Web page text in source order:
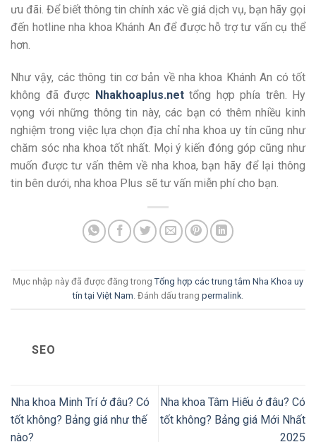
ưu đãi. Để biết thông tin chính xác về giá dịch vụ, bạn hãy gọi
đến hotline nha khoa Khánh An để được hỗ trợ tư vấn cụ thể
hơn.
Như vậy, các thông tin cơ bản về nha khoa Khánh An có tốt
không đã được Nhakhoaplus.nettổng hợp phía trên. Hy
vọng với những thông tin này, các bạn có thêm nhiều kinh
nghiệm trong việc lựa chọn địa chỉ nha khoa uy tín cũng như
chăm sóc nha khoa tốt nhất. Mọi ý kiến đóng góp cũng như
muốn được tư vấn thêm về nha khoa, bạn hãy để lại thông
tin bên dưới, nha khoa Plus sẽ tư vấn miễn phí cho bạn.
Mục nhập này đã được đăng trong Tổng hợp các trung tâm Nha Khoa uy
tín tại Việt Nam . Đánh dấu trang permalink
SEO
Nha khoa Minh Trí ở đâu? Có
tốt không? Bảng giá như thế
nào?
Nha khoa Tâm Hiếu ở đâu? Có
tốt không? Bảng giá Mới Nhất
2025